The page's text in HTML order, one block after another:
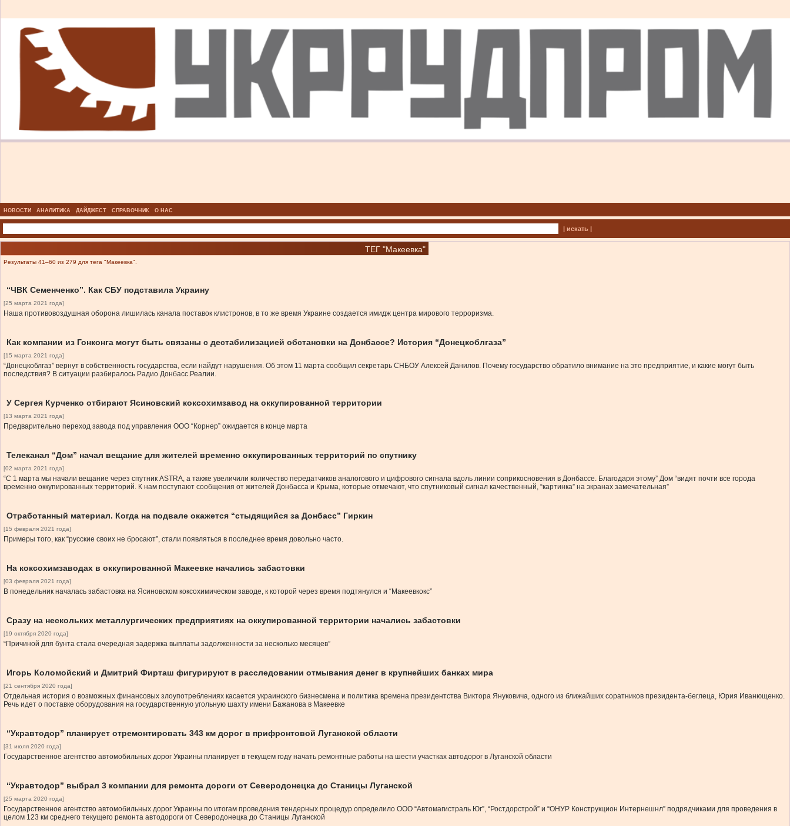
НОВОСТИ АНАЛИТИКА ДАЙДЖЕСТ СПРАВОЧНИК О НАС
| искать |
ТЕГ "Макеевка"
Результаты 41–60 из 279 для тега "Макеевка".
“ЧВК Семенченко”. Как СБУ подставила Украину
[25 марта 2021 года]
Наша противовоздушная оборона лишилась канала поставок клистронов, в то же время Украине создается имидж центра мирового терроризма.
Как компании из Гонконга могут быть связаны с дестабилизацией обстановки на Донбассе? История “Донецкоблгаза”
[15 марта 2021 года]
“Донецкоблгаз” вернут в собственность государства, если найдут нарушения. Об этом 11 марта сообщил секретарь СНБОУ Алексей Данилов. Почему государство обратило внимание на это предприятие, и какие могут быть
последствия? В ситуации разбиралось Радио Донбасс.Реалии.
У Сергея Курченко отбирают Ясиновский коксохимзавод на оккупированной территории
[13 марта 2021 года]
Предварительно переход завода под управления ООО “Корнер” ожидается в конце марта
Телеканал “Дом” начал вещание для жителей временно оккупированных территорий по спутнику
[02 марта 2021 года]
“С 1 марта мы начали вещание через спутник ASTRA, а также увеличили количество передатчиков аналогового и цифрового сигнала вдоль линии соприкосновения в Донбассе. Благодаря этому” Дом “видят почти все города
временно оккупированных территорий. К нам поступают сообщения от жителей Донбасса и Крыма, которые отмечают, что спутниковый сигнал качественный, “картинка” на экранах замечательная”
Отработанный материал. Когда на подвале окажется “стыдящийся за Донбасс” Гиркин
[15 февраля 2021 года]
Примеры того, как “русские своих не бросают”, стали появляться в последнее время довольно часто.
На коксохимзаводах в оккупированной Макеевке начались забастовки
[03 февраля 2021 года]
В понедельник началась забастовка на Ясиновском коксохимическом заводе, к которой через время подтянулся и “Макеевкокс”
Сразу на нескольких металлургических предприятиях на оккупированной территории начались забастовки
[19 октября 2020 года]
“Причиной для бунта стала очередная задержка выплаты задолженности за несколько месяцев”
Игорь Коломойский и Дмитрий Фирташ фигурируют в расследовании отмывания денег в крупнейших банках мира
[21 сентября 2020 года]
Отдельная история о возможных финансовых злоупотреблениях касается украинского бизнесмена и политика времена президентства Виктора Януковича, одного из ближайших соратников президента-беглеца, Юрия Иванющенко.
Речь идет о поставке оборудования на государственную угольную шахту имени Бажанова в Макеевке
“Укравтодор” планирует отремонтировать 343 км дорог в прифронтовой Луганской области
[31 июля 2020 года]
Государственное агентство автомобильных дорог Украины планирует в текущем году начать ремонтные работы на шести участках автодорог в Луганской области
“Укравтодор” выбрал 3 компании для ремонта дороги от Северодонецка до Станицы Луганской
[25 марта 2020 года]
Государственное агентство автомобильных дорог Украины по итогам проведения тендерных процедур определило ООО “Автомагистраль Юг”, “Ростдорстрой” и “ОНУР Конструкцион Интернешнл” подрядчиками для проведения в
целом 123 км среднего текущего ремонта автодороги от Северодонецка до Станицы Луганской